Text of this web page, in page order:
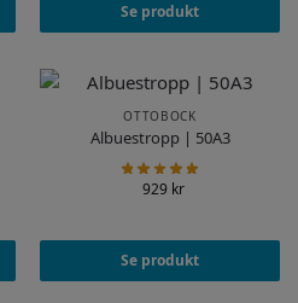
Se produkt
OTTOBOCK
Albuestropp | 50A3
929 kr
Se produkt